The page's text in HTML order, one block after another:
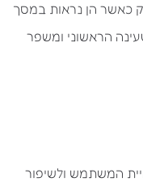
כאשר הן נראות במסך
הראשוני ומשפר
המשתמש ולשיפור